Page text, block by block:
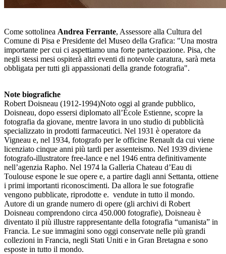
Come sottolinea Andrea Ferrante, Assessore alla Cultura del
Comune di Pisa e Presidente del Museo della Grafica: "Una mostra
importante per cui ci aspettiamo una forte partecipazione. Pisa, che
negli stessi mesi ospiterà altri eventi di notevole caratura, sarà meta
obbligata per tutti gli appassionati della grande fotografia".
Note biografiche
Robert Doisneau (1912-1994)Noto oggi al grande pubblico,
Doisneau, dopo essersi diplomato all’École Estienne, scopre la
fotografia da giovane, mentre lavora in uno studio di pubblicità
specializzato in prodotti farmaceutici. Nel 1931 è operatore da
Vigneau e, nel 1934, fotografo per le officine Renault da cui viene
licenziato cinque anni più tardi per assenteismo. Nel 1939 diviene
fotografo-illustratore free-lance e nel 1946 entra definitivamente
nell’agenzia Rapho. Nel 1974 la Galleria Chateau d’Eau di
Toulouse espone le sue opere e, a partire dagli anni Settanta, ottiene
i primi importanti riconoscimenti. Da allora le sue fotografie
vengono pubblicate, riprodotte e. vendute in tutto il mondo.
Autore di un grande numero di opere (gli archivi di Robert
Doisneau comprendono circa 450.000 fotografie), Doisneau è
diventato il più illustre rappresentante della fotografia “umanista” in
Francia. Le sue immagini sono oggi conservate nelle più grandi
collezioni in Francia, negli Stati Uniti e in Gran Bretagna e sono
esposte in tutto il mondo.